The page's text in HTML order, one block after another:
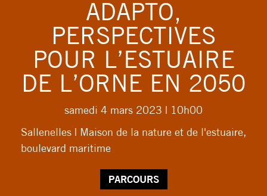
ADAPTO,
PERSPECTIVES
POUR L’ESTUAIRE
DE L’ORNE EN 2050
samedi 4 mars 2023 | 10h00
Sallenelles | Maison de la nature et de l'estuaire,
boulevard maritime
PARCOURS